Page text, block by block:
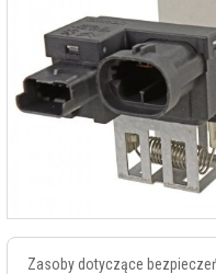
Zasoby dotyczące